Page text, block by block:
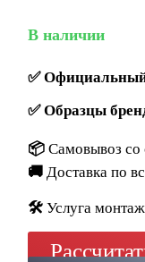
В наличии
✅
✅Образцы
📦 Самовывоз со
🚚 Доставка по
🛠️ Услуга